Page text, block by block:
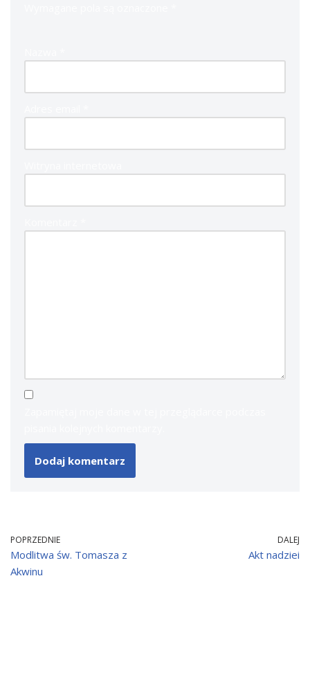
POPRZEDNIE
Modlitwa św. Tomasza z
Akwinu
DALEJ
Akt nadziei